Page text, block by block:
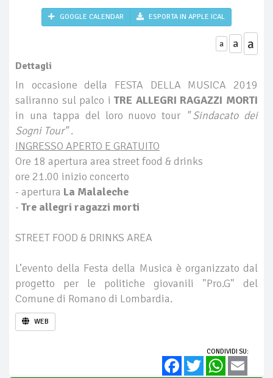
GOOGLE CALENDAR ESPORTA IN APPLE ICAL
a a a
Dettagli
In occasione della FESTA DELLA MUSICA 2019
saliranno sul palco iTRE ALLEGRI RAGAZZI MORTI
in una tappa del loro nuovo tour " Sindacato dei
Sogni Tour" .
INGRESSO APERTO E GRATUITO
Ore 18 apertura area street food & drinks
ore 21.00 inizio concerto
- apertura La Malaleche
- Tre allegri ragazzi morti
STREET FOOD & DRINKS AREA
L’evento della Festa della Musica è organizzato dal
progetto per le politiche giovanili "Pro.G" del
Comune di Romano di Lombardia.
WEB
CONDIVIDI SU:
FacebookTwitter WhatsApp